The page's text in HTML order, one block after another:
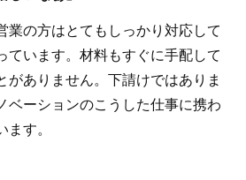
業の方はとてもしっかり対応して
ています。材料もすぐに手配して
がありません。下請けではありま
ベーションのこうした仕事に携わ
す。